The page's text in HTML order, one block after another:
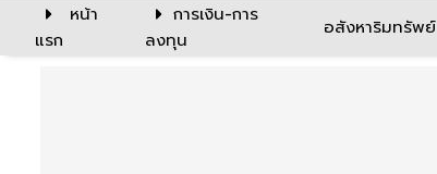
หน้า
แรก
การเงิน-การ
ลงทุน
อสังหาริมทรัพย์